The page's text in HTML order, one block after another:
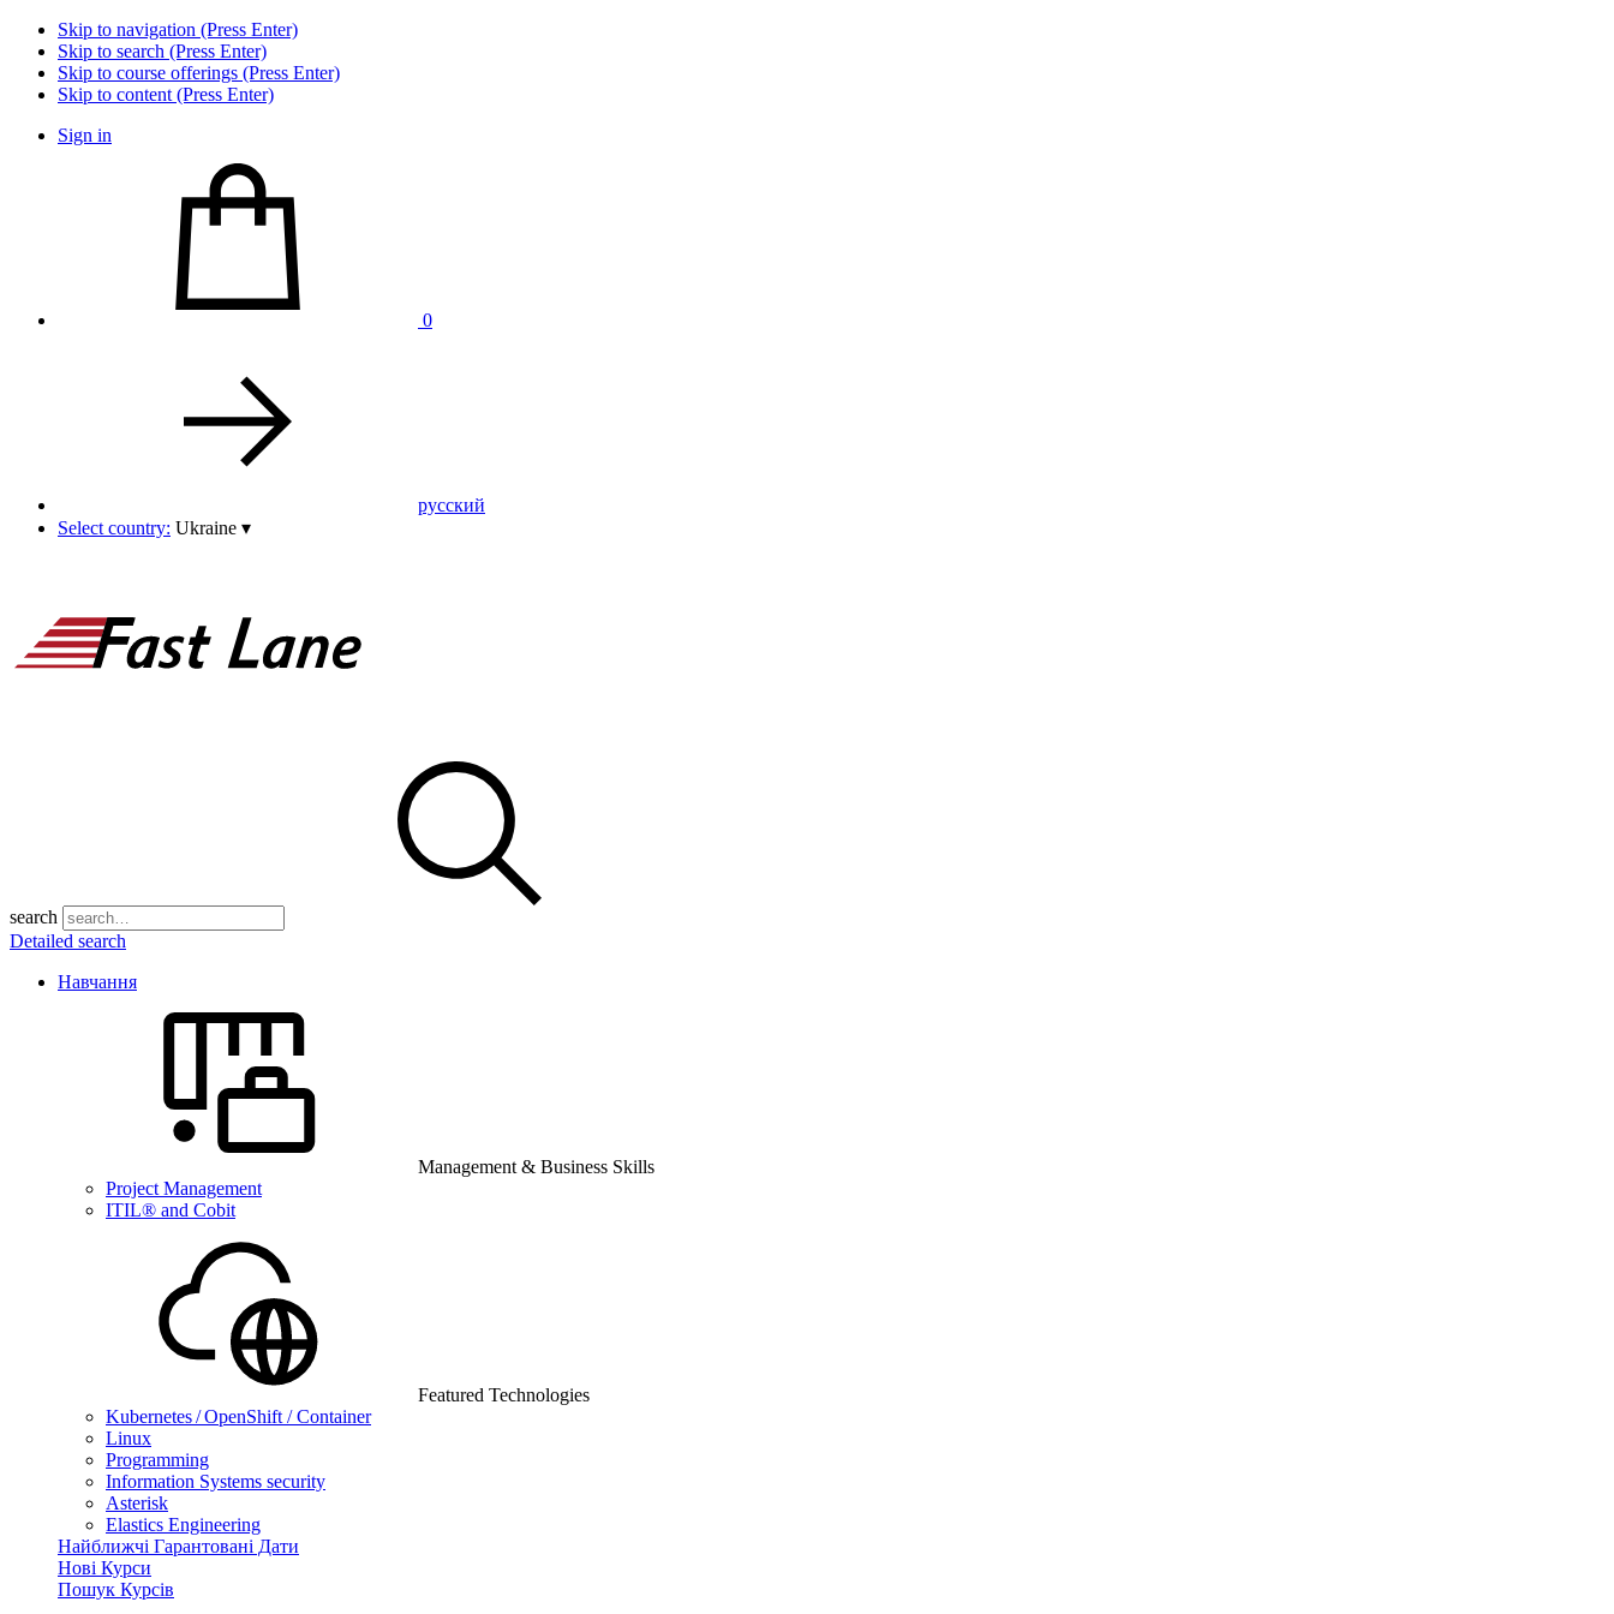
Skip to navigation (Press Enter)
Skip to search (Press Enter)
Skip to course offerings (Press Enter)
Skip to content (Press Enter)
Sign in
0
pусский
Select country: Ukraine ▾
search
Detailed search
Навчання
Management & Business Skills
Project Management
ITIL® and Cobit
Featured Technologies
Kubernetes / OpenShift / Container
Linux
Programming
Information Systems security
Asterisk
Elastics Engineering
Найближчі Гарантовані Дати
Нові Курси
Пошук Курсів